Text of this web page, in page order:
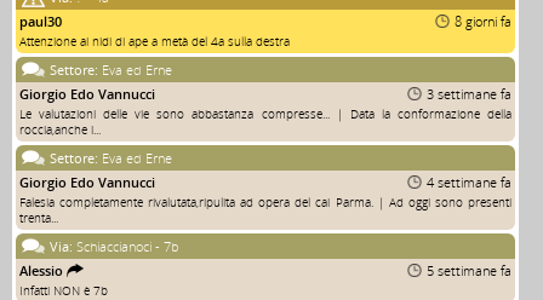
paul30
8 giorni fa
Attenzione ai nidi di ape a metà del 4a sulla destra
Settore: Eva ed Erne
Giorgio Edo Vannucci
3 settimane fa
Le valutazioni delle vie sono abbastanza compresse... | Data la conformazione della
roccia,anche i...
Settore: Eva ed Erne
Giorgio Edo Vannucci
4 settimane fa
Falesia completamente rivalutata,ripulita ad opera del cai Parma. | Ad oggi sono presenti
trenta...
Via: Schiaccianoci - 7b
Alessio
5 settimane fa
Infatti NON è 7b